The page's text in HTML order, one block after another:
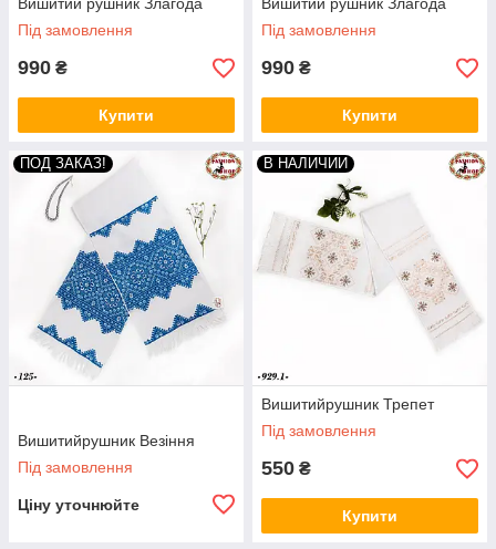
Під замовлення
990 ₴
Купити
Під замовлення
990 ₴
Купити
ПОД ЗАКАЗ!
Вишитийрушник Везіння
Під замовлення
Ціну уточнюйте
В НАЛИЧИИ
Вишитийрушник Трепет
Під замовлення
550 ₴
Купити